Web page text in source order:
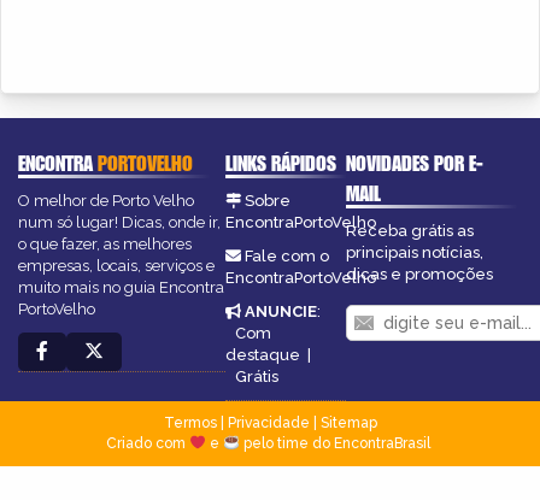
ENCONTRAPORTOVELHO
O melhor de Porto Velho
num só lugar! Dicas, onde ir,
o que fazer, as melhores
empresas, locais, serviços e
muito mais no guia Encontra
PortoVelho
LINKS RÁPIDOS
Sobre
EncontraPortoVelho
Fale com o
EncontraPortoVelho
ANUNCIE:
Com
destaque |
Grátis
NOVIDADES POR E-
MAIL
Receba grátis as
principais notícias,
dicas e promoções
Termos| Privacidade
Sitemap
Criado com
e pelo time do EncontraBrasil